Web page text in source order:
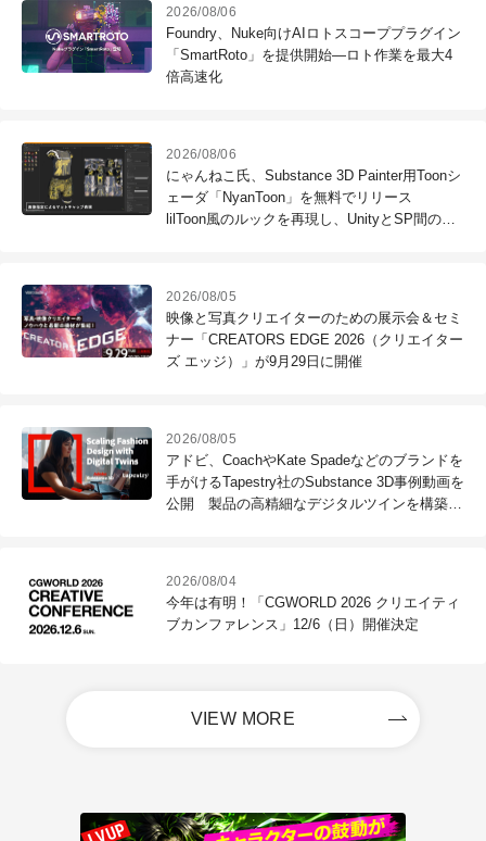
2026/08/06
Foundry、Nuke向けAIロトスコーププラグイン
「SmartRoto」を提供開始―ロト作業を最大4
倍高速化
2026/08/06
にゃんねこ氏、Substance 3D Painter用Toonシ
ェーダ「NyanToon」を無料でリリース
lilToon風のルックを再現し、UnityとSP間のル
2026/08/05
映像と写真クリエイターのための展示会＆セミ
ナー「CREATORS EDGE 2026（クリエイター
ズ エッジ）」が9月29日に開催
2026/08/05
アドビ、CoachやKate Spadeなどのブランドを
手がけるTapestry社のSubstance 3D事例動画を
公開 製品の高精細なデジタルツインを構築
2026/08/04
今年は有明！「CGWORLD 2026 クリエイティ
ブカンファレンス」12/6（日）開催決定
VIEW MORE